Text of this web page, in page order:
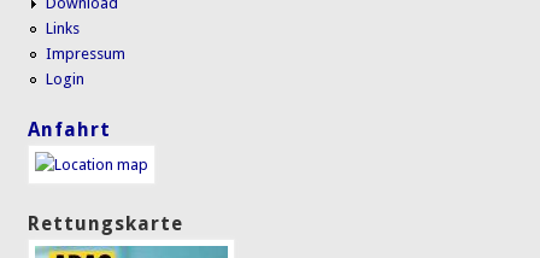
Links
Impressum
Login
Anfahrt
Rettungskarte